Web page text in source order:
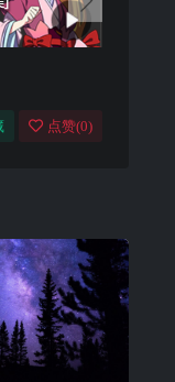
点赞(0)